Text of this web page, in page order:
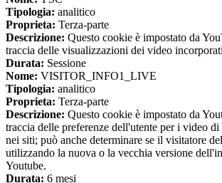
Tipologia: analitico
Proprieta: Terza-parte
Descrizione: Questo cookie è impostato da
traccia delle visualizzazioni dei video
Durata: Sessione
Nome: VISITOR_INFO1_LIVE
Tipologia: analitico
Proprieta: Terza-parte
Descrizione: Questo cookie è impostato da
traccia delle preferenze dell'utente per i video
nei siti; può anche determinare se il visitatore
utilizzando la nuova o la vecchia versione
Youtube.
Durata: 6 mesi